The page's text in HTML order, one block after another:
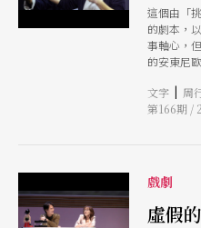
這個由「
的劇本，
事軸心，
的安東尼
對問題、
象的挑匣
文字 | 周
第166期 /
戲劇
虛假